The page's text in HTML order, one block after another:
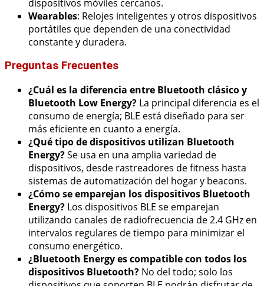
dispositivos móviles cercanos.
Wearables: Relojes inteligentes y otros dispositivos
portátiles que dependen de una conectividad
constante y duradera.
Preguntas Frecuentes
¿Cuál es la diferencia entre Bluetooth clásico y
Bluetooth Low Energy? La principal diferencia es el
consumo de energía; BLE está diseñado para ser
más eficiente en cuanto a energía.
¿Qué tipo de dispositivos utilizan Bluetooth
Energy?Se usa en una amplia variedad de
dispositivos, desde rastreadores de fitness hasta
sistemas de automatización del hogar y beacons.
¿Cómo se emparejan los dispositivos Bluetooth
Energy? Los dispositivos BLE se emparejan
utilizando canales de radiofrecuencia de 2.4 GHz en
intervalos regulares de tiempo para minimizar el
consumo energético.
¿Bluetooth Energy es compatible con todos los
dispositivos Bluetooth? No del todo; solo los